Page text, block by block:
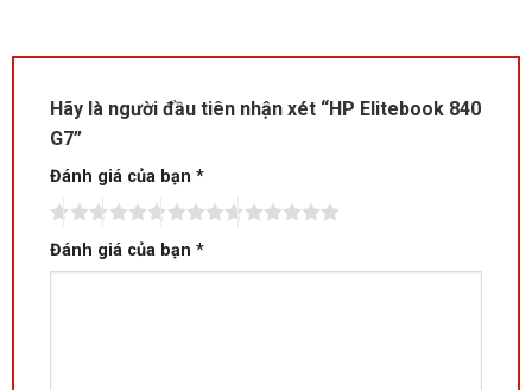
Hãy là người đầu tiên nhận xét “HP Elitebook 840
G7”
Đánh giá của bạn *
Đánh giá của bạn *